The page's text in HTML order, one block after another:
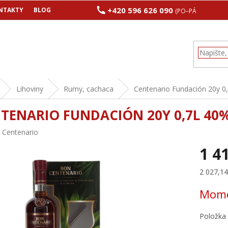
BLOG +420 596 626 090 (PO–PÁ 8:00–17:00)
Lihoviny Rumy, cachaca Centenario Fundación 20y
FUNDACIÓN 20Y 0,7L
Centenario
1
Měrná
2